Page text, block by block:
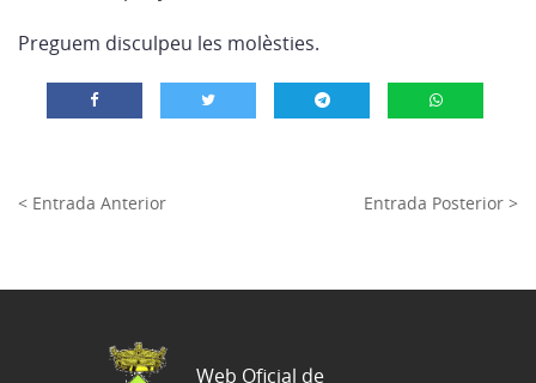
Preguem disculpeu les molèsties.
< Entrada Anterior Entrada Posterior >
Web Oficial de